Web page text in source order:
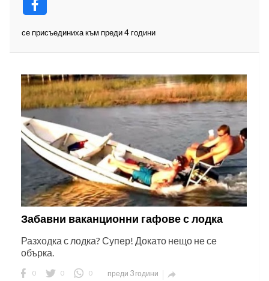
се присъединиха към преди 4 години
Забавни ваканционни гафове с лодка
Разходка с лодка? Супер! Докато нещо не се
обърка.
0 0 0 преди 3 години 